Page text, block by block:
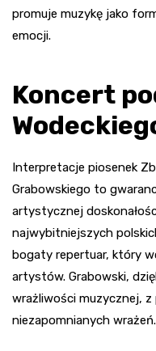
promuje muzykę jako
emocji.
Koncert
Interpretacje piosenek
Grabowskiego to
artystycznej
najwybitniejszych
bogaty repertuar, który
artystów. Grabowski,
wrażliwości muzycznej,
niezapomnianych wrażeń.